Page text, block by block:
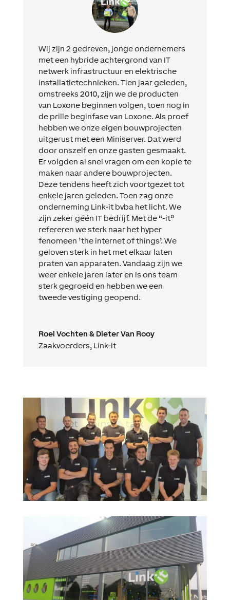
Wij zijn 2 gedreven, jonge ondernemers
met een hybride achtergrond van IT
netwerk infrastructuur en elektrische
installatietechnieken. Tien jaar geleden,
omstreeks 2010, zijn we de producten
van Loxone beginnen volgen, toen nog in
de prille beginfase van Loxone. Als proef
hebben we onze eigen bouwprojecten
uitgerust met een Miniserver. Dat werd
door onszelf en onze gasten gesmaakt.
Er volgden al snel vragen om een kopie te
maken naar andere bouwprojecten.
Deze tendens heeft zich voortgezet tot
enkele jaren geleden. Toen zag onze
onderneming Link-it bvba het licht. We
zijn zeker géén IT bedrijf. Met de “-it”
refereren we sterk naar het hyper
fenomeen ’the internet of things’. We
geloven sterk in het met elkaar laten
praten van apparaten. Vandaag zijn we
weer enkele jaren later en is ons team
sterk gegroeid en hebben we een
tweede vestiging geopend.
Roel Vochten & Dieter Van Rooy
Zaakvoerders, Link-it